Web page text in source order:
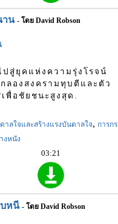
าน - โดย David Robson
สู่ยุคแห่งความรุ่งโรจน์
ลองสงครามทุบตีและตัว
พื่อชัยชนะสูงสุด.
าลใจและสร้างแรงบันดาลใจ, การก
งหนัง
03:21
หนี - โดย David Robson